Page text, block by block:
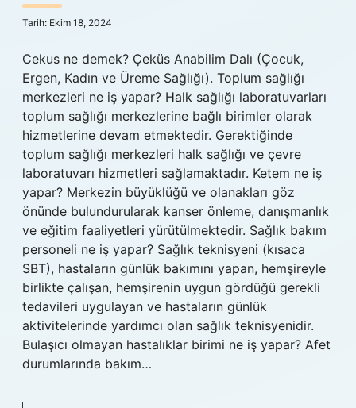
Tarih: Ekim 18, 2024
Cekus ne demek? Çeküs Anabilim Dalı (Çocuk,
Ergen, Kadın ve Üreme Sağlığı). Toplum sağlığı
merkezleri ne iş yapar? Halk sağlığı laboratuvarları
toplum sağlığı merkezlerine bağlı birimler olarak
hizmetlerine devam etmektedir. Gerektiğinde
toplum sağlığı merkezleri halk sağlığı ve çevre
laboratuvarı hizmetleri sağlamaktadır. Ketem ne iş
yapar? Merkezin büyüklüğü ve olanakları göz
önünde bulundurularak kanser önleme, danışmanlık
ve eğitim faaliyetleri yürütülmektedir. Sağlık bakım
personeli ne iş yapar? Sağlık teknisyeni (kısaca
SBT), hastaların günlük bakımını yapan, hemşireyle
birlikte çalışan, hemşirenin uygun gördüğü gerekli
tedavileri uygulayan ve hastaların günlük
aktivitelerinde yardımcı olan sağlık teknisyenidir.
Bulaşıcı olmayan hastalıklar birimi ne iş yapar? Afet
durumlarında bakım…